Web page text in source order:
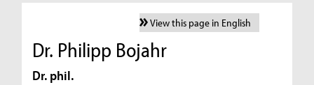
View this page in English
Dr. Philipp Bojahr
Dr. phil.